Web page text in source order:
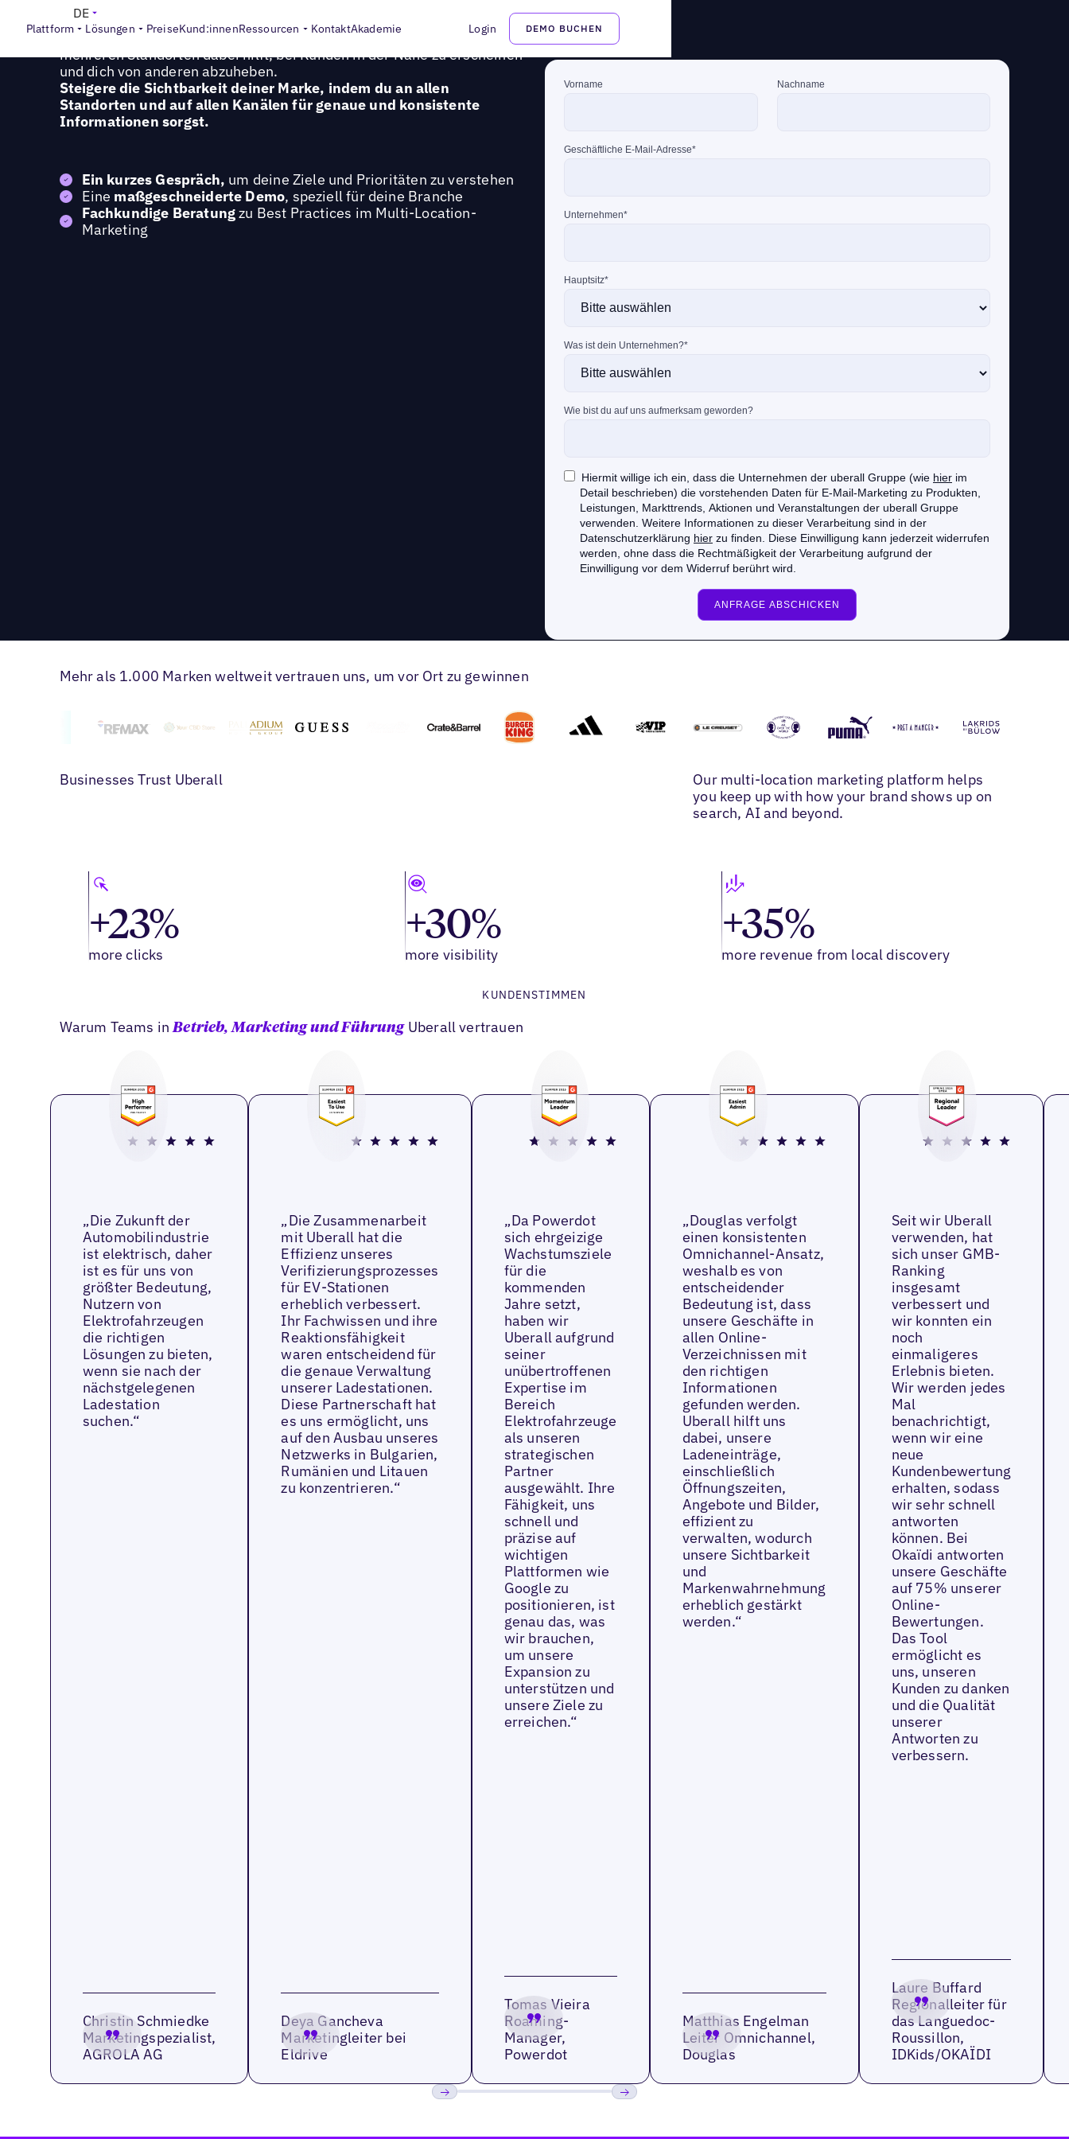
Plattform Lösungen PreiseKund:innenRessourcen KontaktAkademie Login DEMO BUCHEN
DE
Hole dir eine personalisierte Demo von GEO Studio
Erfahre, wie die KI-gestützte Plattform von Uberall Marken mit
mehreren Standorten dabei hilft, bei Kunden in der Nähe zu erscheinen
und dich von anderen abzuheben.
Steigere die Sichtbarkeit deiner Marke, indem du an allen
Standorten und auf allen Kanälen für genaue und konsistente
Informationen sorgst.
Ein kurzes Gespräch, um deine Ziele und Prioritäten zu verstehen
Eine maßgeschneiderte Demo, speziell für deine Branche
Fachkundige Beratungzu Best Practices im Multi-Location-
Marketing
Mehr als 1.000 Marken weltweit vertrauen uns, um vor Ort zu gewinnen
Businesses Trust Uberall
Our multi-location marketing platform helps
you keep up with how your brand shows up on
search, AI and beyond.
+23%
more clicks
+30%
more visibility
+35%
more revenue from local discovery
KUNDENSTIMMEN
Warum Teams inBetrieb, Marketing und FührungUberall vertrauen
„Die Zukunft der
Automobilindustrie
ist elektrisch, daher
ist es für uns von
größter Bedeutung,
Nutzern von
Elektrofahrzeugen
die richtigen
Lösungen zu bieten,
wenn sie nach der
nächstgelegenen
Ladestation
suchen.“
Christin Schmiedke
Marketingspezialist,
AGROLA AG
„Die Zusammenarbeit
mit Uberall hat die
Effizienz unseres
Verifizierungsprozesses
für EV-Stationen
erheblich verbessert.
Ihr Fachwissen und ihre
Reaktionsfähigkeit
waren entscheidend für
die genaue Verwaltung
unserer Ladestationen.
Diese Partnerschaft hat
es uns ermöglicht, uns
auf den Ausbau unseres
Netzwerks in Bulgarien,
Rumänien und Litauen
zu konzentrieren.“
Deya Gancheva
Marketingleiter bei
Eldrive
„Da Powerdot
sich ehrgeizige
Wachstumsziele
für die
kommenden
Jahre setzt,
haben wir
Uberall aufgrund
seiner
unübertroffenen
Expertise im
Bereich
Elektrofahrzeuge
als unseren
strategischen
Partner
ausgewählt. Ihre
Fähigkeit, uns
schnell und
präzise auf
wichtigen
Plattformen wie
Google zu
positionieren, ist
genau das, was
wir brauchen,
um unsere
Expansion zu
unterstützen und
unsere Ziele zu
erreichen.“
Tomas Vieira
Roaming-
Manager,
Powerdot
„Douglas verfolgt
einen konsistenten
Omnichannel-Ansatz,
weshalb es von
entscheidender
Bedeutung ist, dass
unsere Geschäfte in
allen Online-
Verzeichnissen mit
den richtigen
Informationen
gefunden werden.
Uberall hilft uns
dabei, unsere
Ladeneinträge,
einschließlich
Öffnungszeiten,
Angebote und Bilder,
effizient zu
verwalten, wodurch
unsere Sichtbarkeit
und
Markenwahrnehmung
erheblich gestärkt
werden.“
Matthias Engelman
Leiter Omnichannel,
Douglas
Seit wir Uberall
verwenden, hat
sich unser GMB-
Ranking
insgesamt
verbessert und
wir konnten ein
noch
einmaligeres
Erlebnis bieten.
Wir werden jedes
Mal
benachrichtigt,
wenn wir eine
neue
Kundenbewertung
erhalten, sodass
wir sehr schnell
antworten
können. Bei
Okaïdi antworten
unsere Geschäfte
auf 75% unserer
Online-
Bewertungen.
Das Tool
ermöglicht es
uns, unseren
Kunden zu danken
und die Qualität
unserer
Antworten zu
verbessern.
Laure Buffard
Regionalleiter für
das Languedoc-
Roussillon,
IDKids/OKAÏDI